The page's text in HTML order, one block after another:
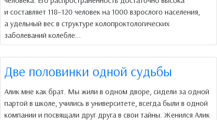
и составляет 118–120 человек на 1000 взрослого населения,
а удельный вес в структуре колопроктологических
заболеваний колебле...
Две половинки одной судьбы
Алик мне как брат. Мы жили в одном дворе, сидели за одной
партой в школе, учились в университете, всегда были в одной
компании и посвящали друг друга в свои тайны. Женился Алик